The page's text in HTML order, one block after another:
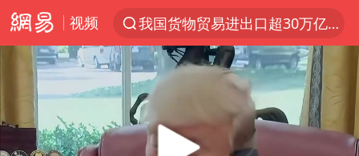
视频
我国货物贸易进出口超30万亿元
台风白海豚加强
国防部回应日本试射“战斧”导弹